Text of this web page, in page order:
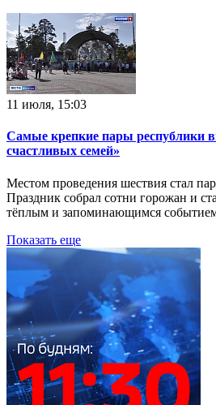
11 июля, 15:03
Самые крепкие пары республики
счастливых семей»
Местом проведения шествия стал
Праздник собрал сотни горожан и
тёплым и запоминающимся
Показать еще